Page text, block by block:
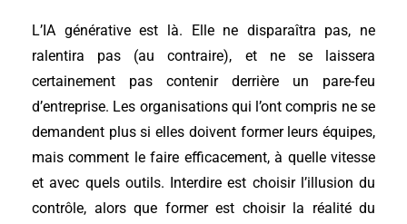
L’IA générative est là. Elle ne disparaîtra pas, ne
ralentira pas (au contraire), et ne se laissera
certainement pas contenir derrière un pare-feu
d’entreprise. Les organisations qui l’ont compris ne se
demandent plus si elles doivent former leurs équipes,
mais comment le faire efficacement, à quelle vitesse
et avec quels outils. Interdire est choisir l’illusion du
contrôle, alors que former est choisir la réalité du